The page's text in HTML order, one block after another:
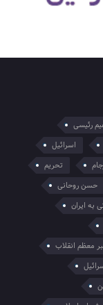
رئیسی
اسرائیل
تحریم
حسن روحانی
به ایران
معظم انقلاب